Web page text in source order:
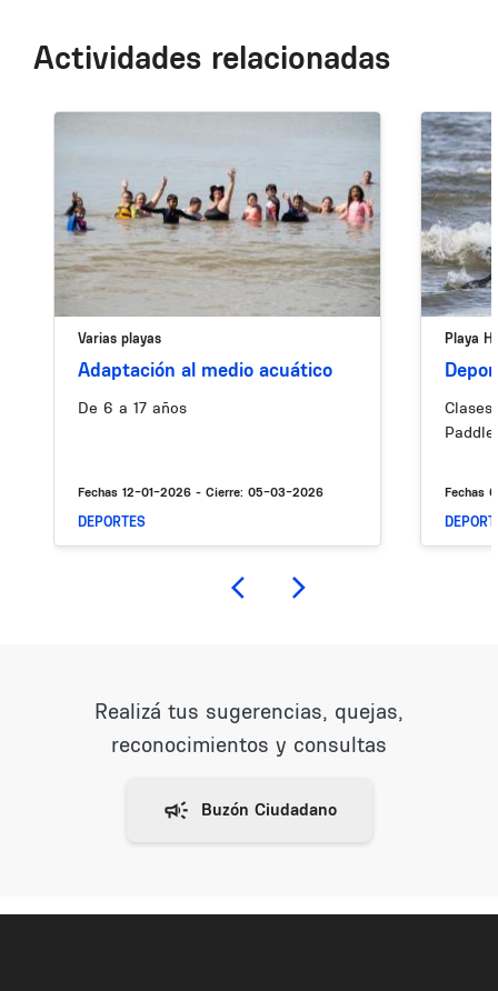
Actividades relacionadas
Varias playas
Adaptación al medio acuático
De 6 a 17 años
Fechas 12-01-2026 - Cierre: 05-03-2026
DEPORTES
Image
Playa
Fechas
Realizá tus sugerencias, quejas,
reconocimientos y consultas